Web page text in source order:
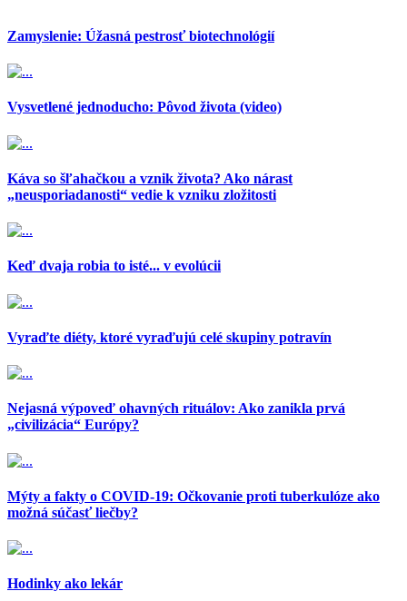
Zamyslenie: Úžasná pestrosť biotechnológií
Vysvetlené jednoducho: Pôvod života (video)
Káva so šľahačkou a vznik života? Ako nárast
„neusporiadanosti“ vedie k vzniku zložitosti
Keď dvaja robia to isté... v evolúcii
Vyraďte diéty, ktoré vyraďujú celé skupiny potravín
Nejasná výpoveď ohavných rituálov: Ako zanikla prvá
„civilizácia“ Európy?
Mýty a fakty o COVID-19: Očkovanie proti tuberkulóze ako
možná súčasť liečby?
Hodinky ako lekár